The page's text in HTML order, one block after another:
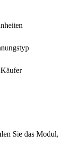
Sie das Modul,